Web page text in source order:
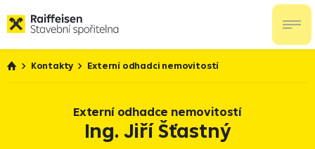
Kontakty Externí odhadci nemovitostí
Externí odhadce nemovitostí
Ing. Jiří Šťastný